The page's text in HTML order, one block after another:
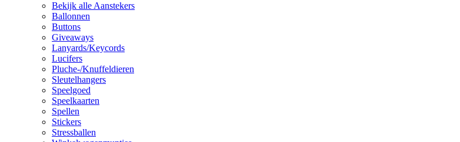
Bekijk alle Aanstekers
Ballonnen
Buttons
Giveaways
Lanyards/Keycords
Lucifers
Pluche-/Knuffeldieren
Sleutelhangers
Speelgoed
Speelkaarten
Spellen
Stickers
Stressballen